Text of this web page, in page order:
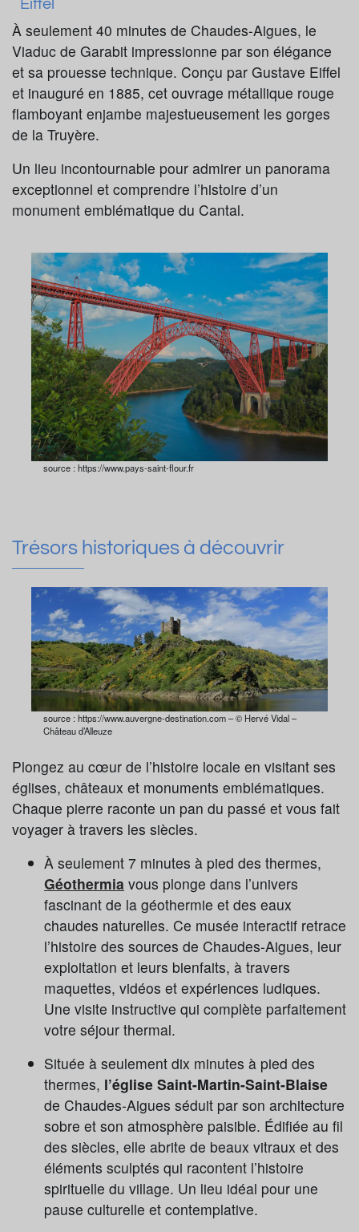
Eiffel
À seulement 40 minutes de Chaudes-Aigues, le
Viaduc de Garabit impressionne par son élégance
et sa prouesse technique. Conçu par Gustave Eiffel
et inauguré en 1885, cet ouvrage métallique rouge
flamboyant enjambe majestueusement les gorges
de la Truyère.
Un lieu incontournable pour admirer un panorama
exceptionnel et comprendre l’histoire d’un
monument emblématique du Cantal.
source : https://www.pays-saint-flour.fr
Trésors historiques à découvrir
source : https://www.auvergne-destination.com – © Hervé Vidal –
Château d’Alleuze
Plongez au cœur de l’histoire locale en visitant ses
églises, châteaux et monuments emblématiques.
Chaque pierre raconte un pan du passé et vous fait
voyager à travers les siècles.
À seulement 7 minutes à pied des thermes,
Géothermia vous plonge dans l’univers
fascinant de la géothermie et des eaux
chaudes naturelles. Ce musée interactif retrace
l’histoire des sources de Chaudes-Aigues, leur
exploitation et leurs bienfaits, à travers
maquettes, vidéos et expériences ludiques.
Une visite instructive qui complète parfaitement
votre séjour thermal.
Située à seulement dix minutes à pied des
thermes, l’église Saint-Martin-Saint-Blaise
de Chaudes-Aigues séduit par son architecture
sobre et son atmosphère paisible. Édifiée au fil
des siècles, elle abrite de beaux vitraux et des
éléments sculptés qui racontent l’histoire
spirituelle du village. Un lieu idéal pour une
pause culturelle et contemplative.